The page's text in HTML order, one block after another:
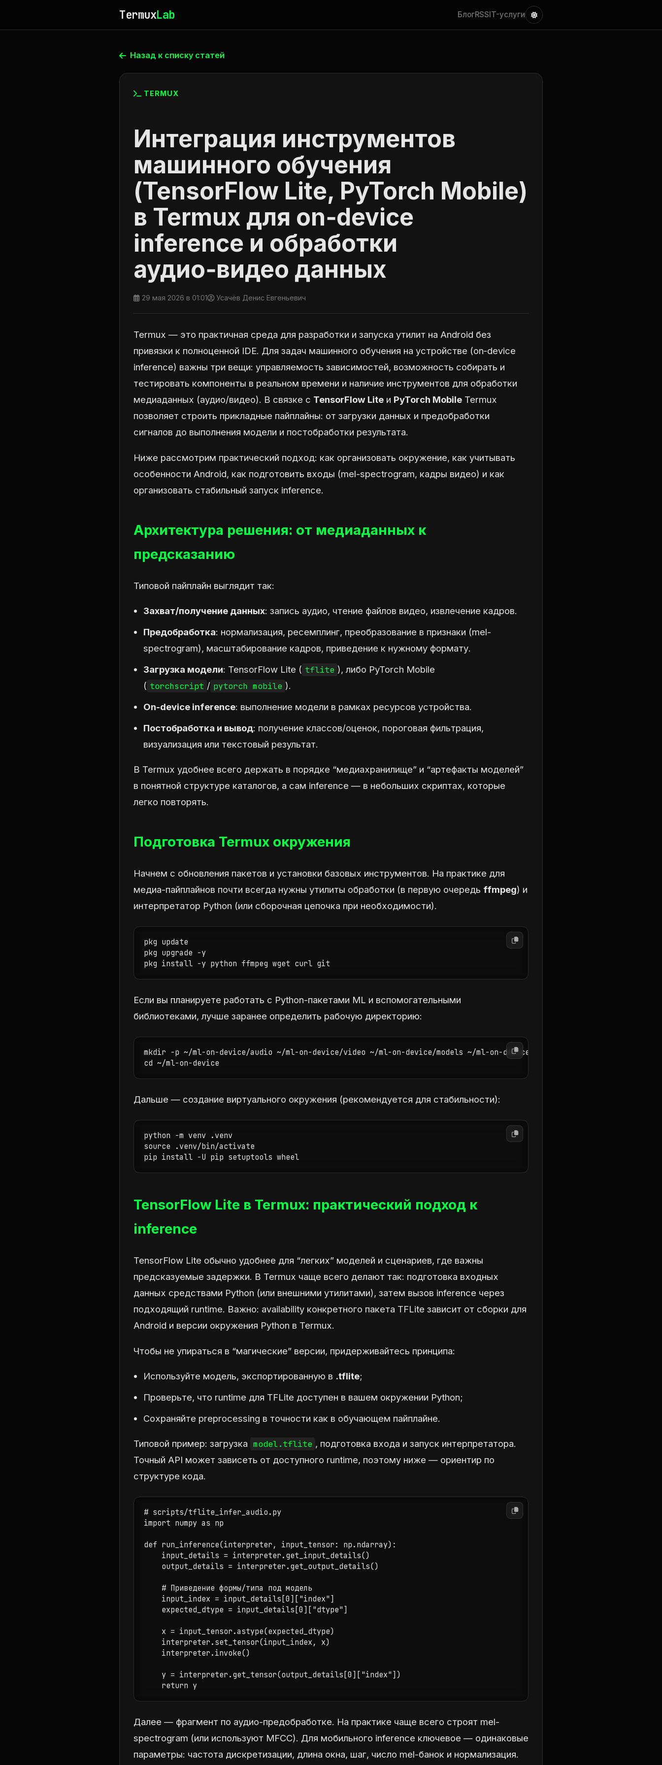
TermuxLab БлогRSSIT-услуги
Назад к списку статей
TERMUX
Интеграция инструментов
машинного обучения
(TensorFlow Lite, PyTorch Mobile)
в Termux для on‑device
inference и обработки
аудио‑видео данных
29 мая 2026 в 01:01 Усачёв Денис Евгеньевич
Termux — это практичная среда для разработки и запуска утилит на Android без
привязки к полноценной IDE. Для задач машинного обучения на устройстве (on‑device
inference) важны три вещи: управляемость зависимостей, возможность собирать и
тестировать компоненты в реальном времени и наличие инструментов для обработки
медиаданных (аудио/видео). В связке с TensorFlow Lite и PyTorch Mobile Termux
позволяет строить прикладные пайплайны: от загрузки данных и предобработки
сигналов до выполнения модели и постобработки результата.
Ниже рассмотрим практический подход: как организовать окружение, как учитывать
особенности Android, как подготовить входы (mel-spectrogram, кадры видео) и как
организовать стабильный запуск inference.
Архитектура решения: от медиаданных к
предсказанию
Типовой пайплайн выглядит так:
Захват/получение данных: запись аудио, чтение файлов видео, извлечение кадров.
Предобработка: нормализация, ресемплинг, преобразование в признаки (mel-
spectrogram), масштабирование кадров, приведение к нужному формату.
Загрузка модели: TensorFlow Lite ( tflite ), либо PyTorch Mobile
( torchscript / pytorch mobile ).
On-device inference: выполнение модели в рамках ресурсов устройства.
Постобработка и вывод: получение классов/оценок, пороговая фильтрация,
визуализация или текстовый результат.
В Termux удобнее всего держать в порядке “медиахранилище” и “артефакты моделей”
в понятной структуре каталогов, а сам inference — в небольших скриптах, которые
легко повторять.
Подготовка Termux окружения
Начнем с обновления пакетов и установки базовых инструментов. На практике для
медиа-пайплайнов почти всегда нужны утилиты обработки (в первую очередь ffmpeg) и
интерпретатор Python (или сборочная цепочка при необходимости).
pkg update
pkg upgrade -y
pkg install -y python ffmpeg wget curl git
Если вы планируете работать с Python-пакетами ML и вспомогательными
библиотеками, лучше заранее определить рабочую директорию:
mkdir -p ~/ml-on-device/audio ~/ml-on-device/video ~/ml-on-device/models ~/ml-on-device/scripts
cd ~/ml-on-device
Дальше — создание виртуального окружения (рекомендуется для стабильности):
python -m venv .venv
source .venv/bin/activate
pip install -U pip setuptools wheel
TensorFlow Lite в Termux: практический подход к
inference
TensorFlow Lite обычно удобнее для “легких” моделей и сценариев, где важны
предсказуемые задержки. В Termux чаще всего делают так: подготовка входных
данных средствами Python (или внешними утилитами), затем вызов inference через
подходящий runtime. Важно: availability конкретного пакета TFLite зависит от сборки для
Android и версии окружения Python в Termux.
Чтобы не упираться в “магические” версии, придерживайтесь принципа:
Используйте модель, экспортированную в .tflite;
Проверьте, что runtime для TFLite доступен в вашем окружении Python;
Сохраняйте preprocessing в точности как в обучающем пайплайне.
Типовой пример: загрузка model.tflite , подготовка входа и запуск интерпретатора.
Точный API может зависеть от доступного runtime, поэтому ниже — ориентир по
структуре кода.
# scripts/tflite_infer_audio.py
import numpy as np
def run_inference(interpreter, input_tensor: np.ndarray):
    input_details = interpreter.get_input_details()
    output_details = interpreter.get_output_details()
    # Приведение формы/типа под модель
    input_index = input_details[0]["index"]
    expected_dtype = input_details[0]["dtype"]
    x = input_tensor.astype(expected_dtype)
    interpreter.set_tensor(input_index, x)
    interpreter.invoke()
    y = interpreter.get_tensor(output_details[0]["index"])
    return y
Далее — фрагмент по аудио-предобработке. На практике чаще всего строят mel-
spectrogram (или используют MFCC). Для мобильного inference ключевое — одинаковые
параметры: частота дискретизации, длина окна, шаг, число mel-банок и нормализация.